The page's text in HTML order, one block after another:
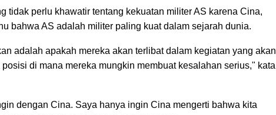
tidak perlu khawatir tentang kekuatan militer AS karena Cina,
bahwa AS adalah militer paling kuat dalam sejarah dunia.
adalah apakah mereka akan terlibat dalam kegiatan yang akan
di mana mereka mungkin membuat kesalahan serius," kata
dengan Cina. Saya hanya ingin Cina mengerti bahwa kita